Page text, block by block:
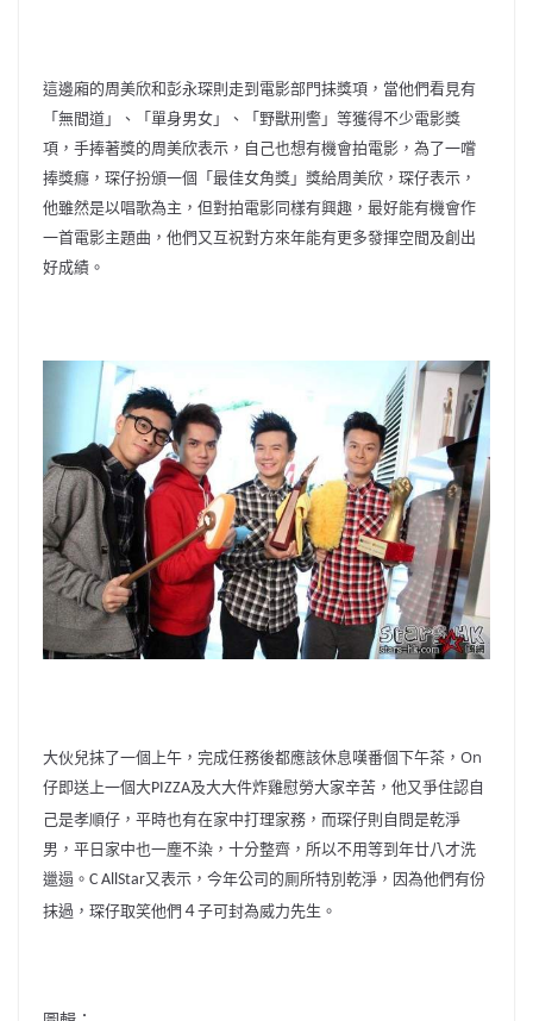
這邊廂的周美欣和彭永琛則走到電影部門抺獎項，當他們看見有
「無間道」、「單身男女」、「野獸刑警」等獲得不少電影獎
項， 手捧著獎的周美欣表示，自己也想有機會拍電影，為了一嚐
捧獎癮， 琛仔扮頒一個「最佳女角獎」獎給周美欣，琛仔表示，
他雖然是以唱歌為主，但對拍電影同樣有興趣， 最好能有機會作
一首電影主題曲， 他們又互祝對方來年能有更多發揮空間及創出
好成績。
大伙兒抺了一個上午，完成任務後都應該休息嘆番個下午茶，On
仔即送上一個大PIZZA及大大件炸雞慰勞大家辛苦， 他又爭住認自
己是孝順仔，平時也有在家中打理家務， 而琛仔則自問是乾淨
男，平日家中也一塵不染，十分整齊， 所以不用等到年廿八才洗
邋遢。 C AllStar又表示， 今年公司的厠所特別乾淨，因為他們有份
抹過， 琛仔取笑他們４子可封為威力先生。